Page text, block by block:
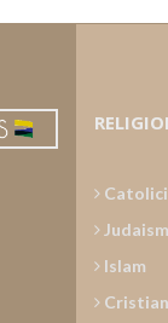
Islam